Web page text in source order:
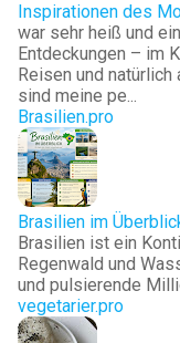
Inspirationen des
war sehr heiß und
Entdeckungen – im
Reisen und natürlich
sind meine pe...
Brasilien.pro
Brasilien im
Brasilien ist ein
Regenwald und
und pulsierende
vegetarier.pro